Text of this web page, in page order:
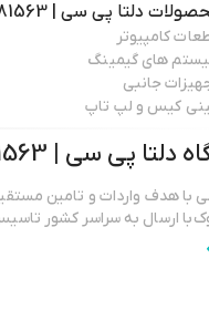
دلتا پی سی | 09170381563
کامپیوتر
های گیمینگ
جانبی
کیس و لپ تاپ
دلتا پی سی | 09170381563
با هدف واردات و تامین مستقیم
با ارسال به سراسر کشور